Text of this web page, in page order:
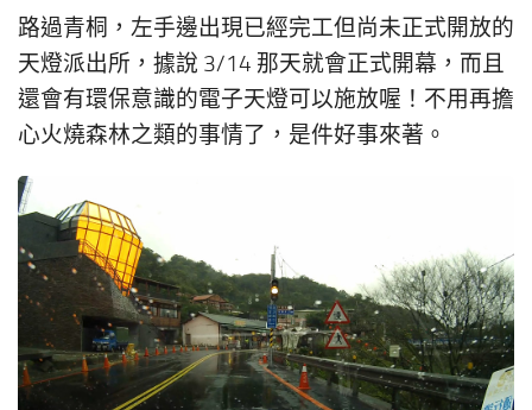
路過青桐，左手邊出現已經完工但尚未正式開放的
天燈派出所，據說 3/14 那天就會正式開幕，而且
還會有環保意識的電子天燈可以施放喔！不用再擔
心火燒森林之類的事情了，是件好事來著。